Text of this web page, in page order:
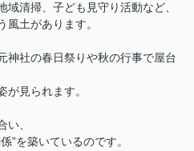
清掃、子ども見守り活動など、
土があります。
神社の春日祭りや秋の行事で屋台
が見られます。
い、
”を築いているのです。